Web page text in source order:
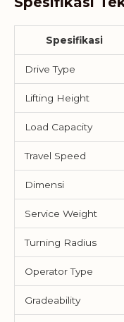
Spesifikasi
Drive Type
Lifting Height
Load Capacity
Travel Speed
Dimensi
Service Weight
Turning Radius
Operator Type
Gradeability